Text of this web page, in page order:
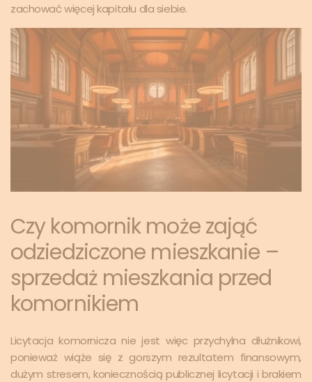
zachować więcej kapitału dla siebie.
Czy komornik może zająć
odziedziczone mieszkanie –
sprzedaż mieszkania przed
komornikiem
Licytacja komornicza nie jest więc przychylna dłużnikowi,
ponieważ wiąże się z gorszym rezultatem finansowym,
dużym stresem, koniecznością publicznej licytacji i brakiem